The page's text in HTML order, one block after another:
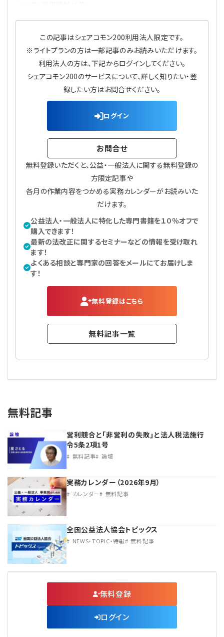
【連載】公益法人のための「新公益信託」活用戦略
【連載】テーマで紐解く逆引きガイドライン
【連載】悩みと向き合う経営学
【連載】非営利法人AtoZei
【連載】労務管理の歩き方
【連載】AI活用のすすめ
【連載】IT実務一問一答
この記事はシェアコモン200利用法人限定です。
※ライトプランの方は一部記事のみお読みいただけます。
利用法人の方は、下記からログインしてください。
シェアコモン200のサービスについて、詳しく知りたい・登
録したい方はお問合せください。
ログイン
お問合せ
無料登録いただくと、公益・一般法人に関する無料登録の
方限定記事や
各月の作業内容をつかめる実務カレンダーがお読みいた
だけます。
公益法人・一般法人に特化した専門書籍を１０％オフで
購入できます！
最新の法改正に関するセミナーなどの情報を受け取れ
ます！
よくある相談と専門家の回答をメールにてお届けしま
す！
無料登録はこちら
無料記事一覧
無料記事
営利競合と｢非営利の失敗｣と法人税法施行
令5条2項1号
無料記事 論壇
実務カレンダー（2026年9月）
カレンダー 無料記事
全国公益法人協会トピックス
NEWS・TOPIC・特報 無料記事
無料登録
ログイン